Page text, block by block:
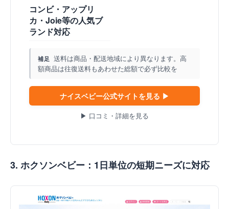
コンビ・アップリ
カ・Joie等の人気ブ
ランド対応
補足
送料は商品・配送地域により異なります。高
額商品は往復送料もあわせた総額で必ず比較を
ナイスベビー公式サイトを見る ▶
▶ 口コミ・詳細を見る
3. ホクソンベビー：1日単位の短期ニーズに対応